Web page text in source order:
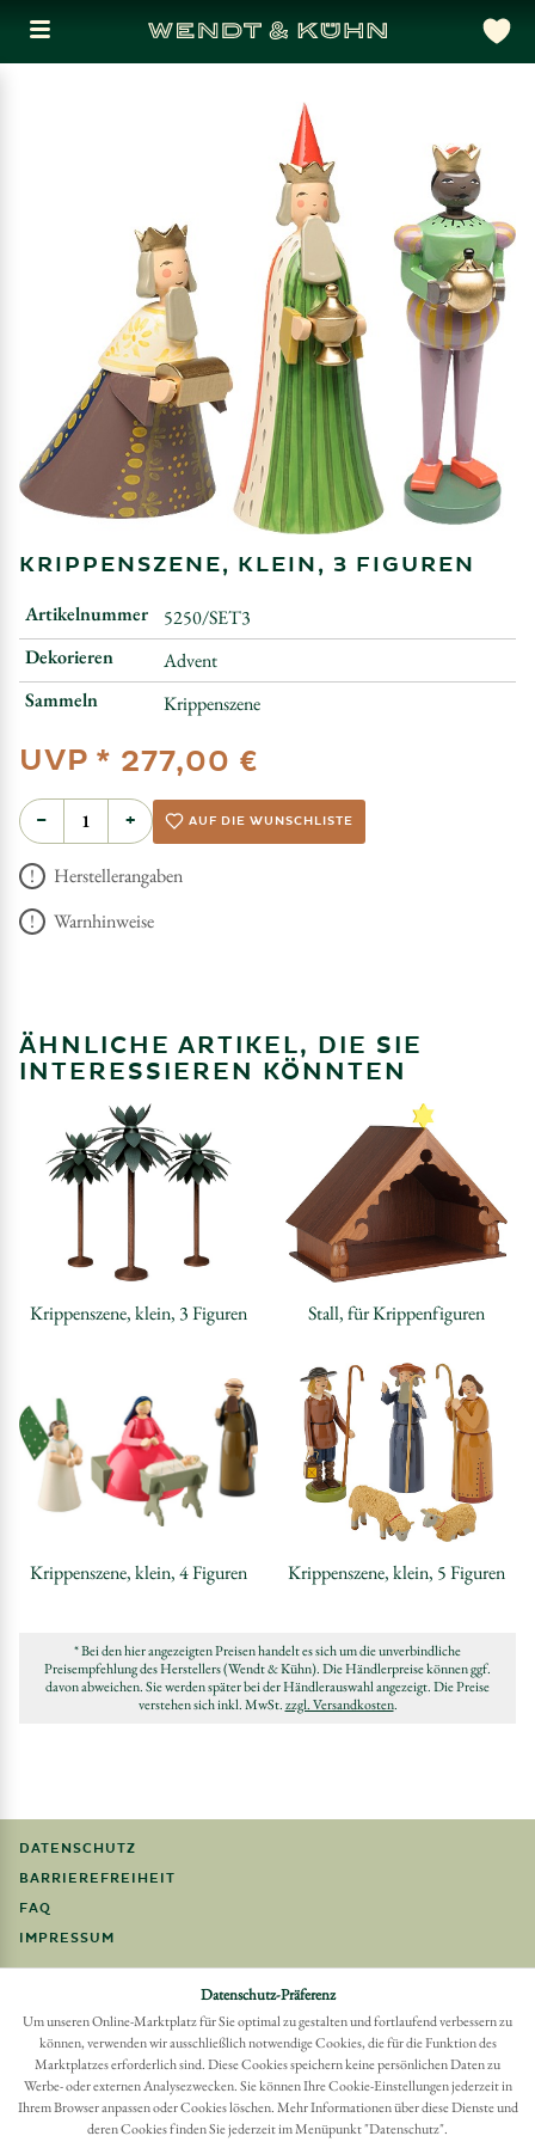
KRIPPENSZENE, KLEIN, 3 FIGUREN
Artikelnummer
5250/SET3
Dekorieren
Advent
Sammeln
Krippenszene
UVP * 277,00 €
− + AUF DIE WUNSCHLISTE
Herstellerangaben
Warnhinweise
ÄHNLICHE ARTIKEL, DIE SIE
INTERESSIEREN KÖNNTEN
Krippenszene, klein, 3 Figuren Stall, für Krippenfiguren
Krippenszene, klein, 4 Figuren Krippenszene, klein, 5 Figuren
* Bei den hier angezeigten Preisen handelt es sich um die unverbindliche
Preisempfehlung des Herstellers (Wendt & Kühn). Die Händlerpreise können ggf.
davon abweichen. Sie werden später bei der Händlerauswahl angezeigt. Die Preise
verstehen sich inkl. MwSt.zzgl. Versandkosten.
DATENSCHUTZ
BARRIEREFREIHEIT
FAQ
IMPRESSUM
Möchten Sie eine Bestellung widerrufen?
Hier Widerruf mit wenigen Klicks online erreichen
BESTELLUNG WIDERRUFEN
Datenschutz-Präferenz
Um unseren Online-Marktplatz für Sie optimal zu gestalten und fortlaufend verbessern zu
können, verwenden wir ausschließlich notwendige Cookies, die für die Funktion des
Marktplatzes erforderlich sind. Diese Cookies speichern keine persönlichen Daten zu
Werbe- oder externen Analysezwecken. Sie können Ihre Cookie-Einstellungen jederzeit in
Ihrem Browser anpassen oder Cookies löschen. Mehr Informationen über diese Dienste und
deren Cookies finden Sie jederzeit im Menüpunkt "Datenschutz".